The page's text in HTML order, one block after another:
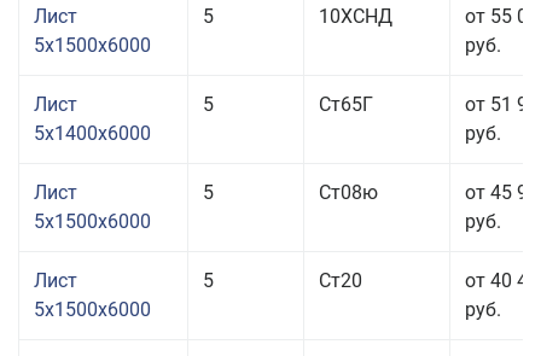
Лист
5x1500x6000
5 10ХСНД
от 55
руб.
Лист
5x1400x6000
5 Ст65Г
от 51
руб.
Лист
5x1500x6000
5 Ст08ю
от 45
руб.
Лист
5x1500x6000
5 Ст20
от 40
руб.